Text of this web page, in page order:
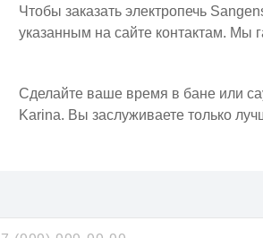
Чтобы заказать электропечь
указанным на сайте контактам. Мы
Сделайте ваше время в бане или
Karina. Вы заслуживаете только